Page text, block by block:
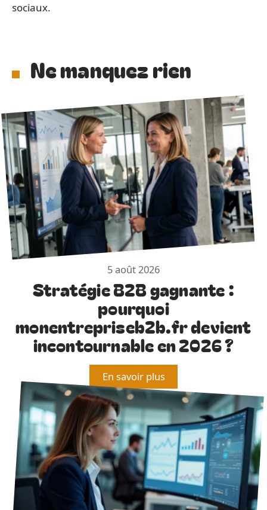
sociaux.
Ne manquez rien
5 août 2026
Stratégie B2B gagnante :
pourquoi
monentrepriseb2b.fr devient
incontournable en 2026 ?
En savoir plus